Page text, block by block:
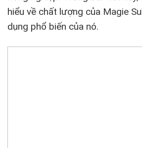
hiểu về chất lượng của Magie
dụng phổ biến của nó.